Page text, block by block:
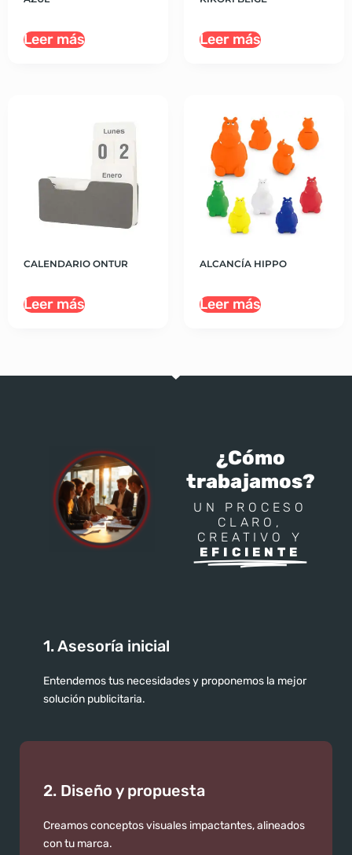
Leer más Leer más
CALENDARIO ONTUR
Leer más
ALCANCÍA HIPPO
Leer más
¿Cómo
trabajamos?
UN PROCESO
CLARO,
CREATIVO Y
EFICIENTE
1. Asesoría inicial
Entendemos tus necesidades y proponemos la mejor
solución publicitaria.
2. Diseño y propuesta
Creamos conceptos visuales impactantes, alineados
con tu marca.